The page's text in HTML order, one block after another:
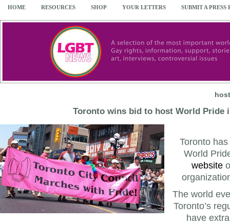
HOME RESOURCES SHOP YOUR LETTERS SUBMIT A PRESS
Toronto wins bid to host World Pride
Toronto
World
website
The world
Toronto’s
have